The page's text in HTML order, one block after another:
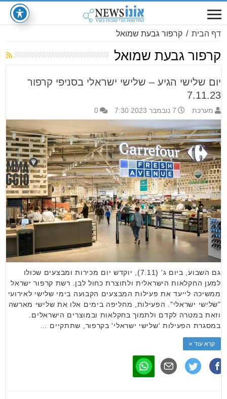
דף הבית / קרפור גבעת שמואל
קרפור גבעת שמואל
יום שלישי הגיע – שלישי ישראלי בסניפי קרפור
7.11.23
מערכת 7 נובמבר 2023 7:30 0
גם השבוע, ביום ג' (7.11), יוקדש יום מכירות ומבצעים שכולו
למען החקלאות הישראלית ולתוצרת כחול לבן. רשת קרפור ישראל
ממשיכה לייעד את פעילות המבצעים הקבועה בימי שלישי לאירועי
"שלישי ישראלי". הפעילות, מחליפה בימים אלו את שלישי מארשה
וזאת במטרה לקדם ולתמוך בחקלאות ובמוצרים הישראלים.
במסגרת הפעילות 'שלישי ישראלי' בקרפור, שתתקיים …
קרא עוד »